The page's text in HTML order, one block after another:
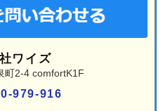
ワイズ
町2-4 comfortK1F
979-916